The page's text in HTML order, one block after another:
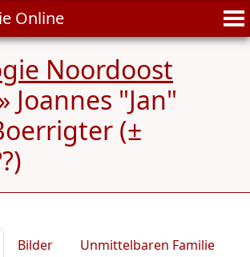
Online
Noordoost
Joannes "Jan"
(±
Bilder
Unmittelbaren Familie